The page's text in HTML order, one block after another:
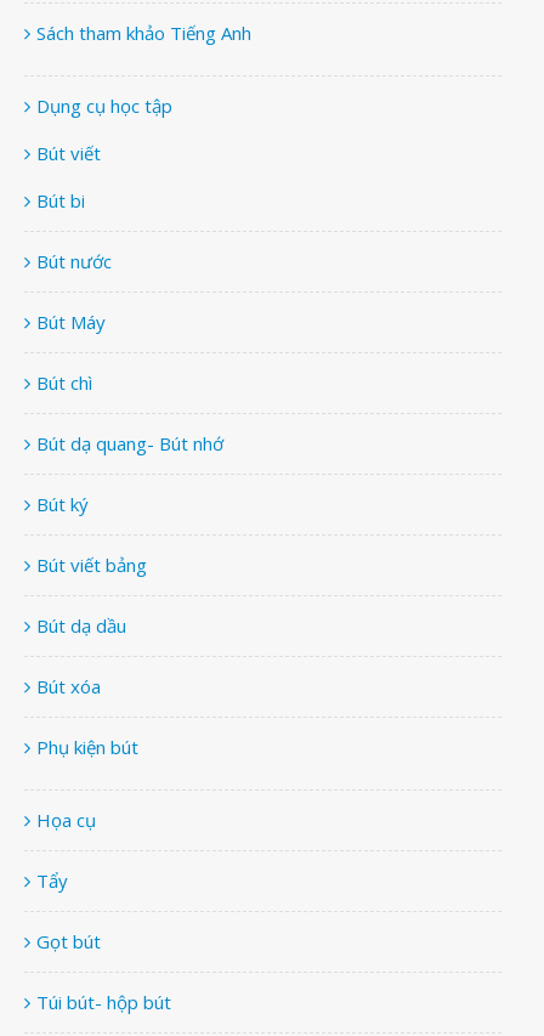
Sách tham khảo Tiếng Anh
Dụng cụ học tập
Bút viết
Bút bi
Bút nước
Bút Máy
Bút chì
Bút dạ quang- Bút nhớ
Bút ký
Bút viết bảng
Bút dạ dầu
Bút xóa
Phụ kiện bút
Họa cụ
Tẩy
Gọt bút
Túi bút- hộp bút